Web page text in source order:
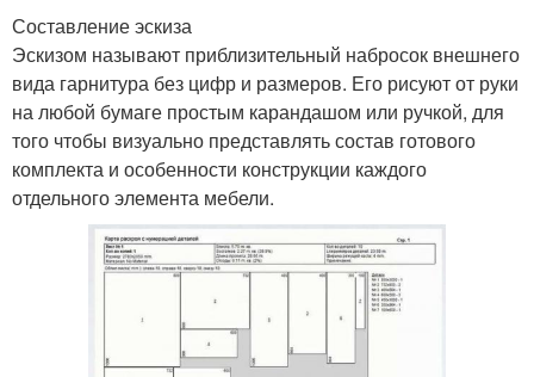
Составление эскиза
Эскизом называют приблизительный набросок внешнего
вида гарнитура без цифр и размеров. Его рисуют от руки
на любой бумаге простым карандашом или ручкой, для
того чтобы визуально представлять состав готового
комплекта и особенности конструкции каждого
отдельного элемента мебели.